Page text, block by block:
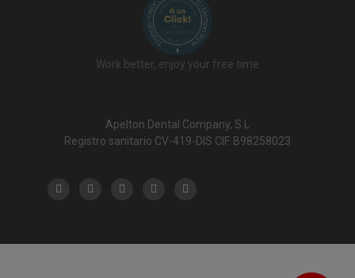
Work better, enjoy your free time
Apelton Dental Company, S.L
Registro sanitario CV-419-DIS CIF. B98258023